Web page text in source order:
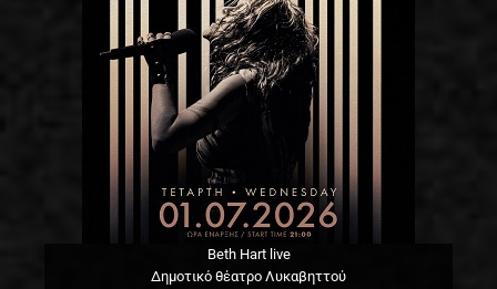
Beth Hart live
Δημοτικό θέατρο Λυκαβηττού